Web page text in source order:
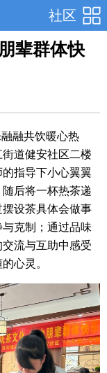
社区
辈群体快
融共饮暖心热
道健安社区二楼
指导下小心翼翼
后将一杯热茶递
设茶具体会做事
克制；通过品味
流与互助中感受
心灵。